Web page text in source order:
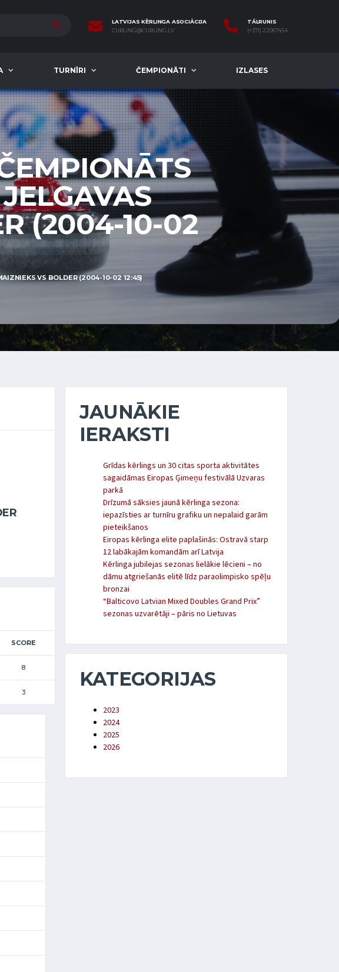
LATVIJAS KĒRLINGA ASOCIĀCIJA
CURLING@CURLING.LV
TĀLRUNIS
(+371) 22067454
TURNĪRI ČEMPIONĀTI IZLASES
(2004-10-02
VS BOLDER (2004-10-02 12:45)
SCORE
8
3
JAUNĀKIE
IERAKSTI
Grīdas kērlings un 30 citas sporta aktivitātes
sagaidāmas Eiropas Ģimeņu festivālā Uzvaras
parkā
Drīzumā sāksies jaunā kērlinga sezona:
iepazīsties ar turnīru grafiku un nepalaid garām
pieteikšanos
Eiropas kērlinga elite paplašinās: Ostravā starp
12 labākajām komandām arī Latvija
Kērlinga jubilejas sezonas lielākie lēcieni – no
dāmu atgriešanās elitē līdz paraolimpisko spēļu
bronzai
“Balticovo Latvian Mixed Doubles Grand Prix”
sezonas uzvarētāji – pāris no Lietuvas
KATEGORIJAS
2023
2024
2025
2026